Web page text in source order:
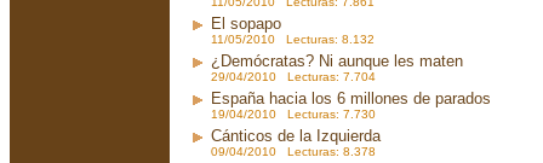
El sopapo
11/05/2010 Lecturas: 8.132
¿Demócratas? Ni aunque les maten
29/04/2010 Lecturas: 7.704
España hacia los 6 millones de parados
19/04/2010 Lecturas: 7.730
Cánticos de la Izquierda
09/04/2010 Lecturas: 8.378